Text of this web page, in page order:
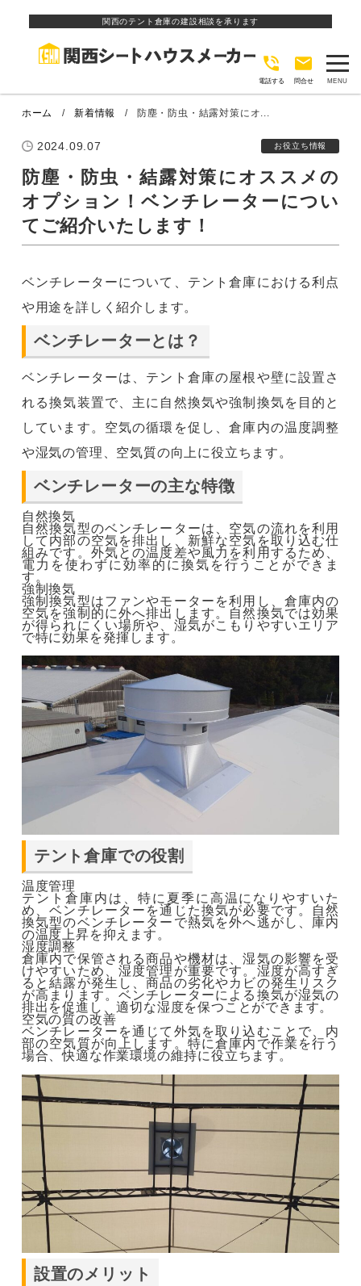
関西のテント倉庫の建設相談を承ります
電話する 問合せ
ホーム 新着情報 防塵・防虫・結露対策にオ...
2024.09.07 お役立ち情報
防塵・防虫・結露対策にオススメの
オプション！ベンチレーターについ
てご紹介いたします！
ベンチレーターについて、テント倉庫における利点
や用途を詳しく紹介します。
ベンチレーターとは？
ベンチレーターは、テント倉庫の屋根や壁に設置さ
れる換気装置で、主に自然換気や強制換気を目的と
しています。空気の循環を促し、倉庫内の温度調整
や湿気の管理、空気質の向上に役立ちます​。
ベンチレーターの主な特徴
自然換気
自然換気型のベンチレーターは、空気の流れを利用
して内部の空気を排出し、新鮮な空気を取り込む仕
組みです。外気との温度差や風力を利用するため、
電力を使わずに効率的に換気を行うことができま
す。
強制換気
強制換気型はファンやモーターを利用し、倉庫内の
空気を強制的に外へ排出します。自然換気では効果
が得られにくい場所や、湿気がこもりやすいエリア
で特に効果を発揮します​。
テント倉庫での役割
温度管理
テント倉庫内は、特に夏季に高温になりやすいた
め、ベンチレーターを通じた換気が必要です。自然
換気型のベンチレーターで熱気を外へ逃がし、庫内
の温度上昇を抑えます。
湿度調整
倉庫内で保管される商品や機材は、湿気の影響を受
けやすいため、湿度管理が重要です。湿度が高すぎ
ると結露が発生し、商品の劣化やカビの発生リスク
が高まります。ベンチレーターによる換気が湿気の
排出を促進し、適切な湿度を保つことができます。
空気の質の改善
ベンチレーターを通じて外気を取り込むことで、内
部の空気質が向上します。特に倉庫内で作業を行う
場合、快適な作業環境の維持に役立ちます​​。
設置のメリット